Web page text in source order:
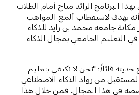
البرنامج الرائد متاح أمام الطلاب
يهدف لاستقطاب ألمع المواهب
مكانة جامعة محمد بن زايد للذكاء
التعليم الجامعي بمجال الذكاء
حديثه قائلاً: "نحن لا نكتفي بتعليم
من رواد الذكاء الاصطناعي
في هذا المجال. فمن خلال هذا